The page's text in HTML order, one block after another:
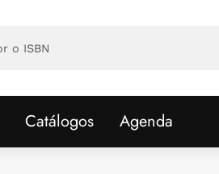
Catálogos Agenda